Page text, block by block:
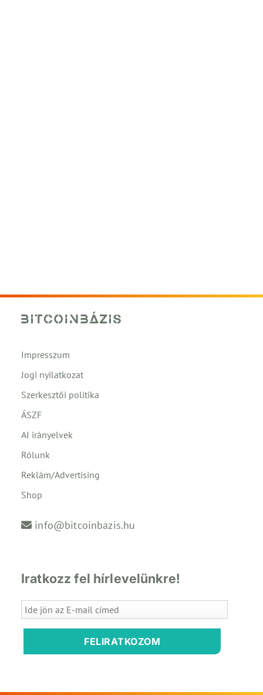
Impresszum
Jogi nyilatkozat
Szerkesztői politika
ÁSZF
AI irányelvek
Rólunk
Reklám/Advertising
Shop
info@bitcoinbazis.hu
Iratkozz fel hírlevelünkre!
FELIRATKOZOM